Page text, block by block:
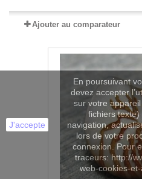
Ajouter au comparateur
J'accepte
En poursuivant
devez accepter
sur votre
fichiers
navigation,
lors de votre
connexion. Pour
traceurs: http://
web-cookies-